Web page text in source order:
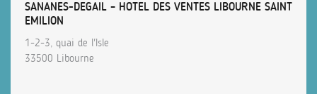
SANANES-DEGAIL – HOTEL DES VENTES LIBOURNE SAINT
EMILION
1-2-3, quai de l'Isle
33500 Libourne